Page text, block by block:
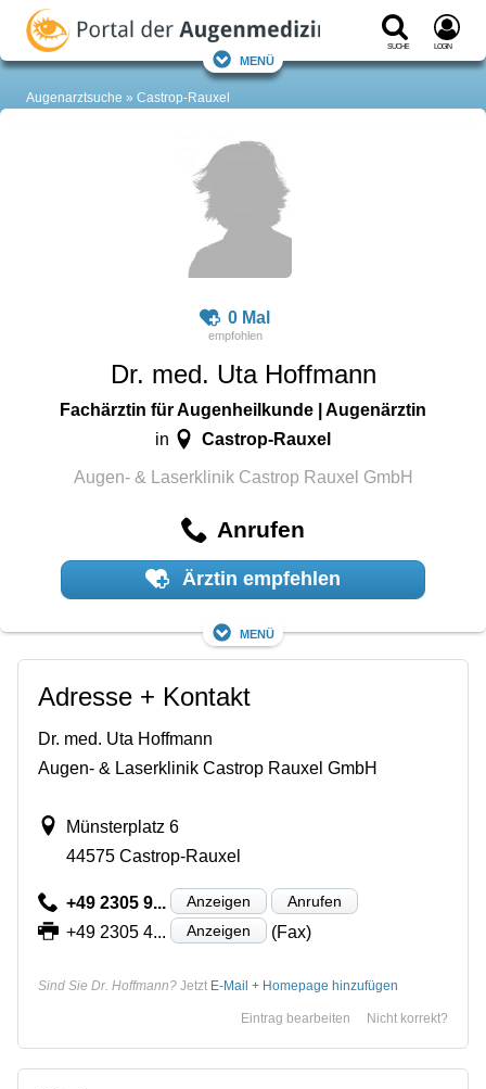
Suche Login
Menü
Augenarztsuche Castrop-Rauxel
0 Mal
Dr. med. Uta Hoffmann
Fachärztin für Augenheilkunde | Augenärztin
in Castrop-Rauxel
Augen- & Laserklinik Castrop Rauxel GmbH
Anrufen
Ärztin empfehlen
Menü
Adresse + Kontakt
Dr. med. Uta Hoffmann
Augen- & Laserklinik Castrop Rauxel GmbH
Münsterplatz 6
44575 Castrop-Rauxel
+49 2305 9... Anzeigen Anrufen
+49 2305 4... Anzeigen (Fax)
Sind Sie Dr. Hoffmann? Jetzt E-Mail + Homepage hinzufügen
Nicht korrekt?
Eintrag bearbeiten